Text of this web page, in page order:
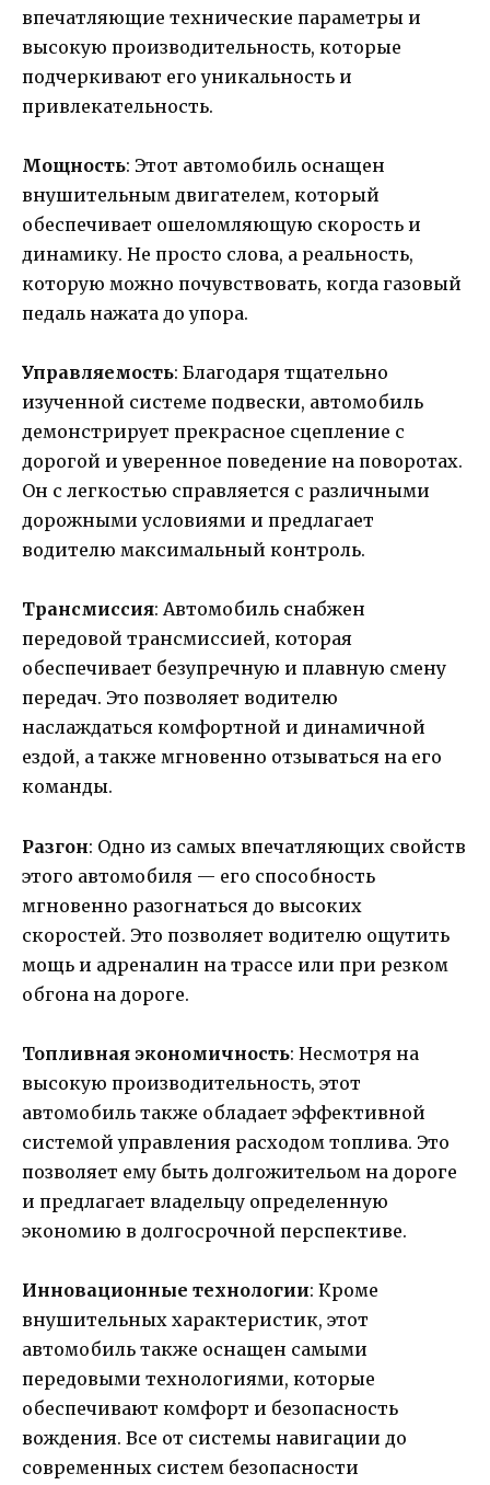
впечатляющие технические параметры и
высокую производительность, которые
подчеркивают его уникальность и
привлекательность.
Мощность: Этот автомобиль оснащен
внушительным двигателем, который
обеспечивает ошеломляющую скорость и
динамику. Не просто слова, а реальность,
которую можно почувствовать, когда газовый
педаль нажата до упора.
Управляемость: Благодаря тщательно
изученной системе подвески, автомобиль
демонстрирует прекрасное сцепление с
дорогой и уверенное поведение на поворотах.
Он с легкостью справляется с различными
дорожными условиями и предлагает
водителю максимальный контроль.
Трансмиссия: Автомобиль снабжен
передовой трансмиссией, которая
обеспечивает безупречную и плавную смену
передач. Это позволяет водителю
наслаждаться комфортной и динамичной
ездой, а также мгновенно отзываться на его
команды.
Разгон: Одно из самых впечатляющих свойств
этого автомобиля — его способность
мгновенно разогнаться до высоких
скоростей. Это позволяет водителю ощутить
мощь и адреналин на трассе или при резком
обгона на дороге.
Топливная экономичность: Несмотря на
высокую производительность, этот
автомобиль также обладает эффективной
системой управления расходом топлива. Это
позволяет ему быть долгожительом на дороге
и предлагает владельцу определенную
экономию в долгосрочной перспективе.
Инновационные технологии: Кроме
внушительных характеристик, этот
автомобиль также оснащен самыми
передовыми технологиями, которые
обеспечивают комфорт и безопасность
вождения. Все от системы навигации до
современных систем безопасности